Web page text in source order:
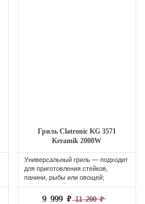
Гриль Clatronic KG 3571
Keramik 2000W
Универсальный гриль — подходит
для приготовления стейков,
панини, рыбы или овощей;
Двусторонний...
9 999 ₽ 11 200₽